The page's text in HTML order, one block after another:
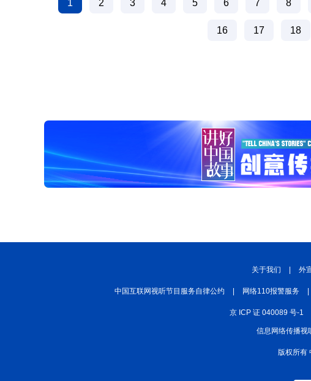
1 2 3 4 5 6 7 8
16 17 18
关于我们 外
中国互联网视听节目服务自律公约 网络110报警服务
京 ICP 证 040089 号-1
信息网络传播视
版权所有